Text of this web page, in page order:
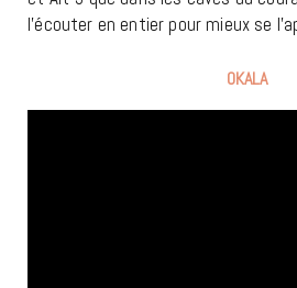
l’écouter en entier pour mieux se
OKALA